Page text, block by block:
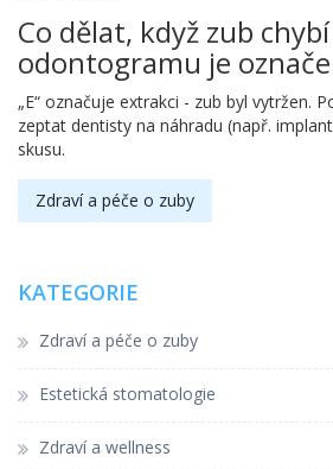
Co dělat, když zub
odontogramu je
„E“ označuje extrakci - zub byl vytržen.
zeptat dentisty na náhradu (např.
skusu.
Zdraví a péče o zuby
KATEGORIE
Zdraví a péče o zuby
Estetická stomatologie
Zdraví a wellness